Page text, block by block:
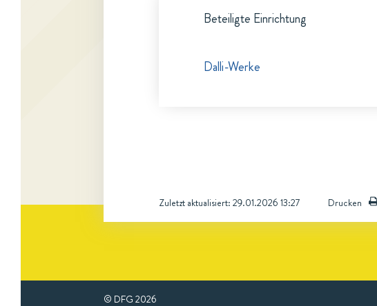
Beteiligte Einrichtung
Dalli-Werke
Zuletzt aktualisiert: 29.01.2026 13:27 Drucken
© DFG 2026